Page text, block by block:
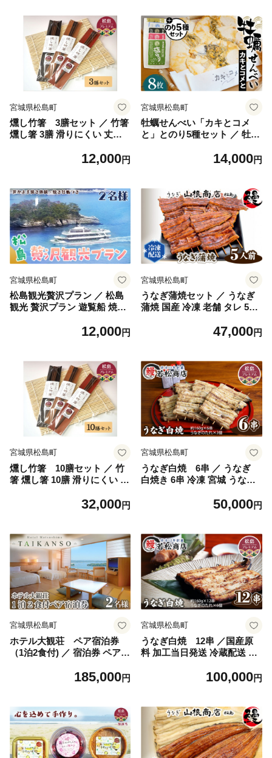
ミ No.014
宮城県松島町
燻し竹箸 3膳セット ／ 竹箸
燻し箸 3膳 滑りにくい 丈夫
り寄せ ギフト 生活雑貨 手仕
12,000円
宮城県松島町
牡蠣せんべい「カキとコメ
と」とのり5種セット ／ 牡蠣
煎餅 海苔 5種 おやつ おつま
ミ No.042
14,000円
宮城県松島町
松島観光贅沢プラン ／ 松島
観光 贅沢プラン 遊覧船 焼き
2名 観光チケット 海クルーズ
12,000円
宮城県松島町
うなぎ蒲焼セット ／ うなぎ
蒲焼 国産 冷凍 老舗 タレ 5人
い 本格 食べ方 お取り寄せ ギ
47,000円
宮城県松島町
燻し竹箸 10膳セット ／ 竹
箸 燻し箸 10膳 滑りにくい 丈
用品 お取り寄せ ギフト 日常
32,000円
宮城県松島町
うなぎ白焼 6串 ／ うなぎ
白焼き 6串 冷凍 宮城 うなぎ
お取り寄せ ギフト 贈答 口コ
50,000円
宮城県松島町
ホテル大観荘 ペア宿泊券
（1泊2食付) ／ 宿泊券 ペア 1
イ 温泉旅館 2名分 絶景 朝夕
o.034
185,000円
宮城県松島町
うなぎ白焼 12串 ／国産原
料 加工当日発送 冷蔵配送 約
細な風味 素材の旨み 地域認
み 家族の食卓 No.057
100,000円